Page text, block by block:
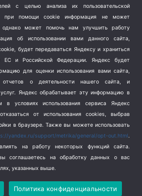
конфиденциальности
с целью анализа их пользовательской
при помощи cookie информация не может
однако может помочь нам улучшить работу
об использовании вами данного сайта,
будет передаваться Яндексу и храниться
и Российской Федерации. Яндекс будет
для оценки использования вами сайта,
о деятельности нашего сайта, и
Яндекс обрабатывает эту информацию в
в условиях использования сервиса Яндекс
от использования cookies, выбрав
в браузере. Также вы можете использовать
yandex.ru/support/metrika/general/opt-out.html.
на работу некоторых функций сайта.
соглашаетесь на обработку данных о вас
указанных выше.
Политика конфиденциальности